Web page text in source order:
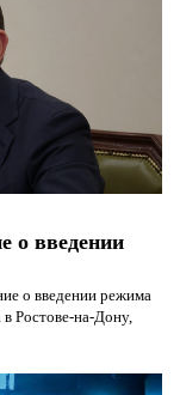
о введении
о введении режима
в Ростове-на-Дону,